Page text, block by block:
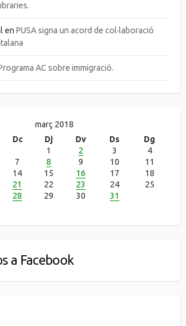
en PUSA signa un acord de col·laboració
AC sobre immigració.
març 2018
Dc Dj Dv Ds
Dg
1
2 3
4
7 8 9 10
11
14 15 16 17
18
21 22 23 24
25
28 29 30
31
a Facebook